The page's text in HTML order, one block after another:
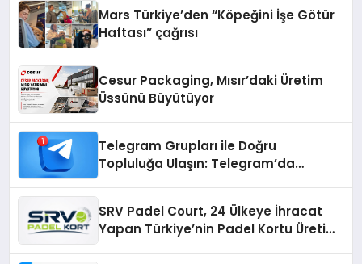
Mars Türkiye’den “Köpeğini İşe Götür
Haftası” çağrısı
Cesur Packaging, Mısır’daki Üretim
Üssünü Büyütüyor
Telegram Grupları ile Doğru
Topluluğa Ulaşın: Telegram’da
SRV Padel Court, 24 Ülkeye İhracat
Yapan Türkiye’nin Padel Kortu Üretim